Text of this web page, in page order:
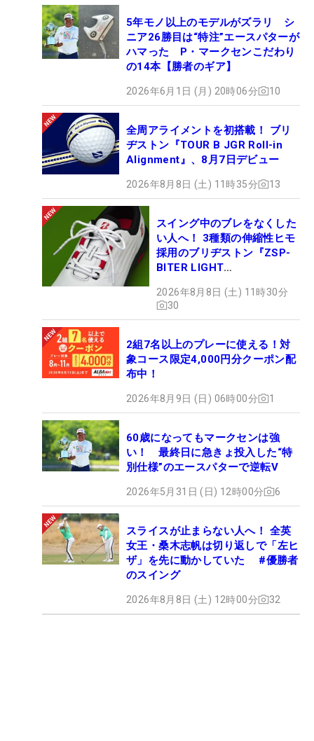
5年モノ以上のモデルがズラリ シ
ニア26勝目は“特注”エースパターが
ハマった P・マークセンこだわり
の14本【勝者のギア】
2026年6月1日 (月) 20時06分 10
全周アライメントを初搭載！ ブリ
ヂストン『TOUR B JGR Roll-in
Alignment』、8月7日デビュー
2026年8月8日 (土) 11時35分 13
スイング中のブレをなくした
い人へ！ 3種類の伸縮性ヒモ
採用のブリヂストン『ZSP-
BITER LIGHT
ュー
2026年8月8日 (土) 11時30分
30
2組7名以上のプレーに使える！対
象コース限定4,000円分クーポン配
布中！
2026年8月9日 (日) 06時00分 1
60歳になってもマークセンは強
い！ 最終日に急きょ投入した“特
別仕様”のエースパターで逆転V
2026年5月31日 (日) 12時00分 6
スライスが止まらない人へ！ 全英
女王・桑木志帆は切り返しで「左ヒ
ザ」を先に動かしていた #優勝者
のスイング
2026年8月8日 (土) 12時00分 32